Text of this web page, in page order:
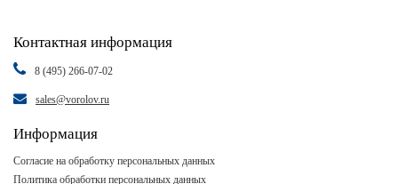
Контактная информация
8 (495) 266-07-02
sales@vorolov.ru
Информация
Согласие на обработку персональных данных
Политика обработки персональных данных